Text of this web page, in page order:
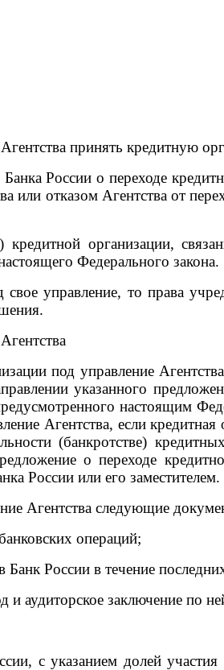
принять кредитную
России о переходе
или отказом Агентства от
организации,
Федерального закона.
управление, то права
под управление
указанного
настоящим
Агентства, если
(банкротстве)
о переходе
России или его заместителем.
Агентства следующие
операций;
России в течение
и аудиторское заключение по
с указанием долей участия